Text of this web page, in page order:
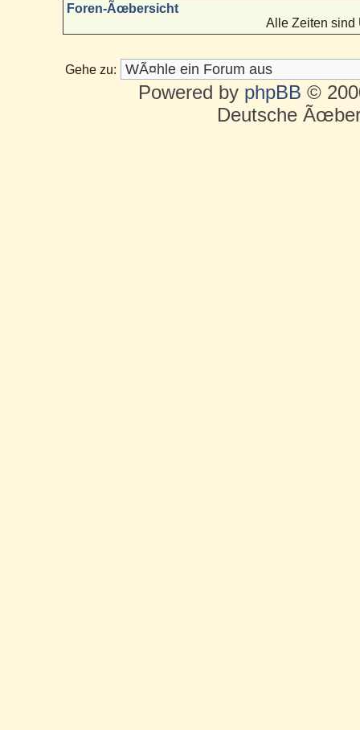
Foren-Ãœbersicht
Alle Zeiten sind
Gehe zu:
Powered by phpBB ©
Deutsche